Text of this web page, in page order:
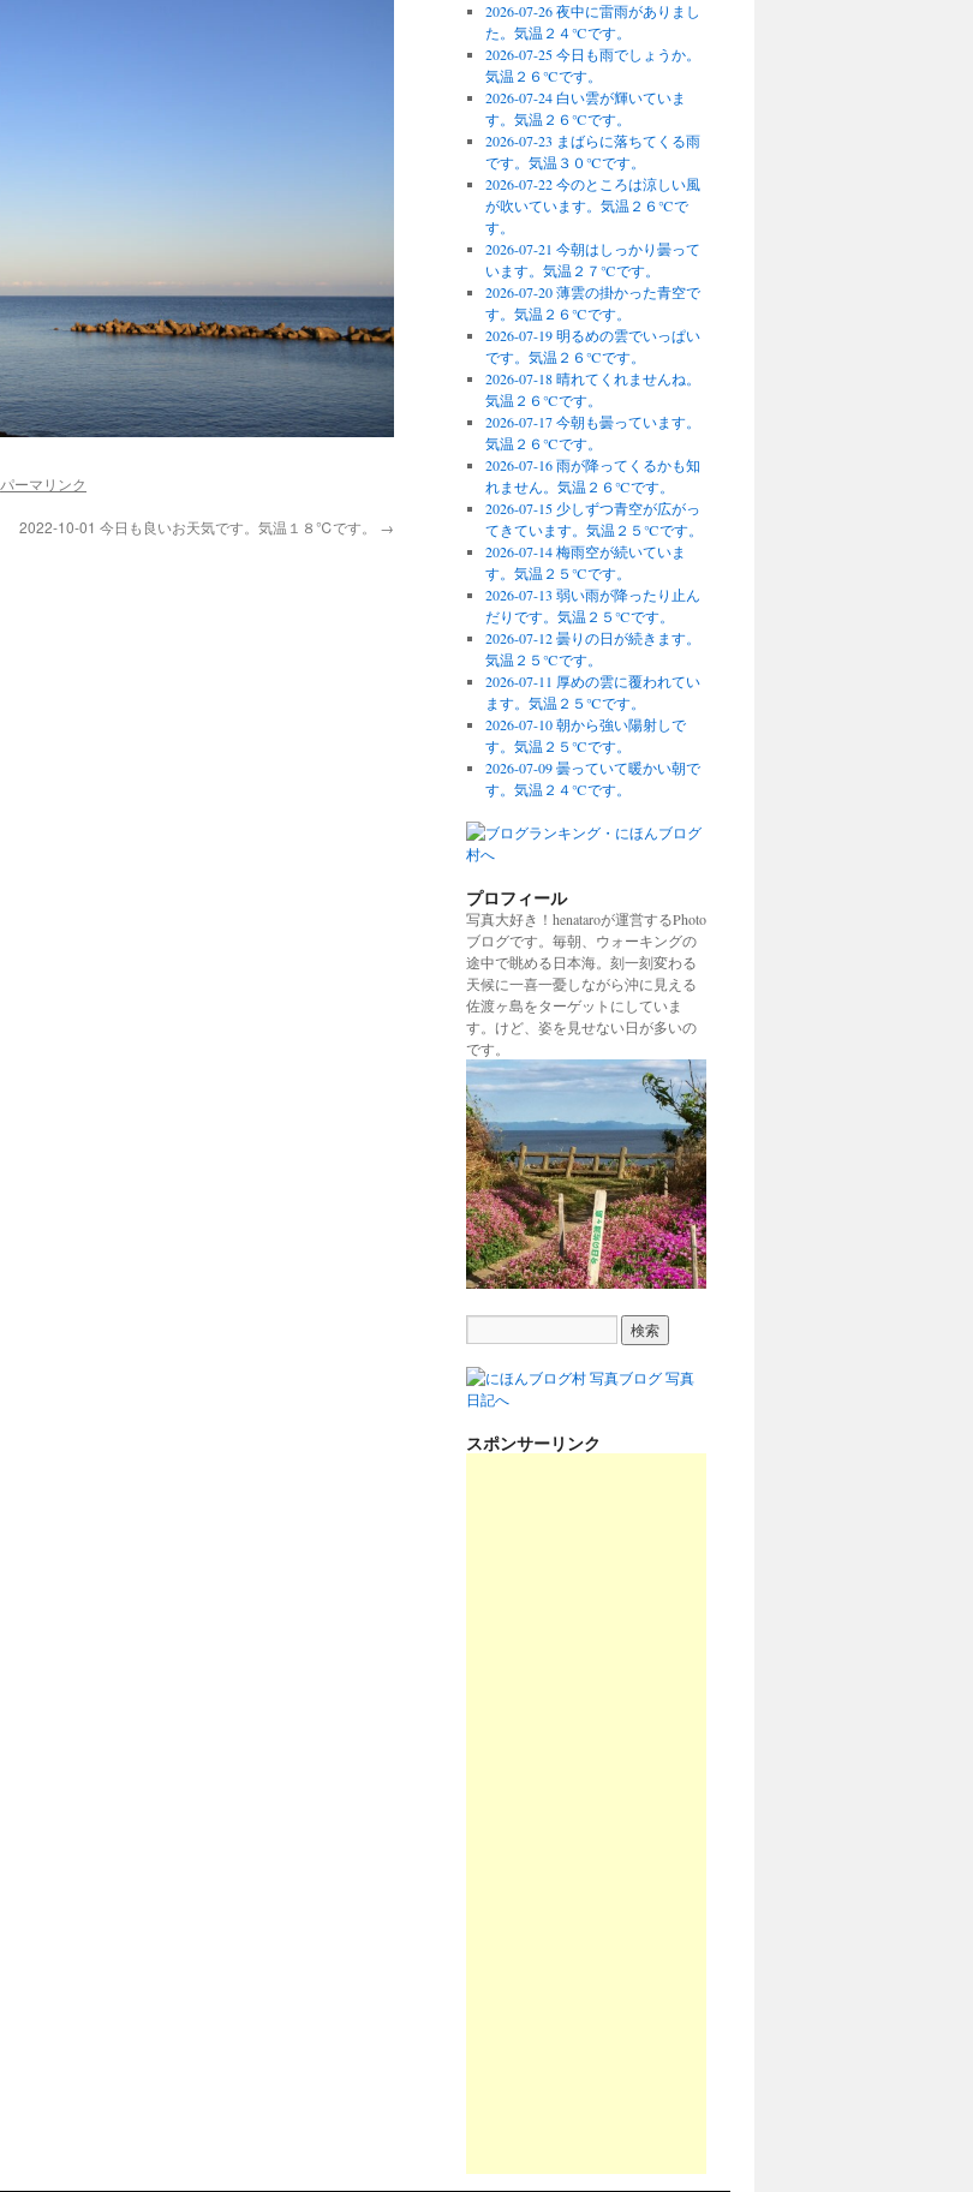
パーマリンク
2022-10-01 今日も良いお天気です。気温１８℃です。 →
2026-07-26 夜中に雷雨がありまし
た。気温２４℃です。
2026-07-25 今日も雨でしょうか。
気温２６℃です。
2026-07-24 白い雲が輝いていま
す。気温２６℃です。
2026-07-23 まばらに落ちてくる雨
です。気温３０℃です。
2026-07-22 今のところは涼しい風
が吹いています。気温２６℃で
す。
2026-07-21 今朝はしっかり曇って
います。気温２７℃です。
2026-07-20 薄雲の掛かった青空で
す。気温２６℃です。
2026-07-19 明るめの雲でいっぱい
です。気温２６℃です。
2026-07-18 晴れてくれませんね。
気温２６℃です。
2026-07-17 今朝も曇っています。
気温２６℃です。
2026-07-16 雨が降ってくるかも知
れません。気温２６℃です。
2026-07-15 少しずつ青空が広がっ
てきています。気温２５℃です。
2026-07-14 梅雨空が続いていま
す。気温２５℃です。
2026-07-13 弱い雨が降ったり止ん
だりです。気温２５℃です。
2026-07-12 曇りの日が続きます。
気温２５℃です。
2026-07-11 厚めの雲に覆われてい
ます。気温２５℃です。
2026-07-10 朝から強い陽射しで
す。気温２５℃です。
2026-07-09 曇っていて暖かい朝で
す。気温２４℃です。
プロフィール
写真大好き！henataroが運営するPhoto
ブログです。毎朝、ウォーキングの
途中で眺める日本海。刻一刻変わる
天候に一喜一憂しながら沖に見える
佐渡ヶ島をターゲットにしていま
す。けど、姿を見せない日が多いの
です。
スポンサーリンク